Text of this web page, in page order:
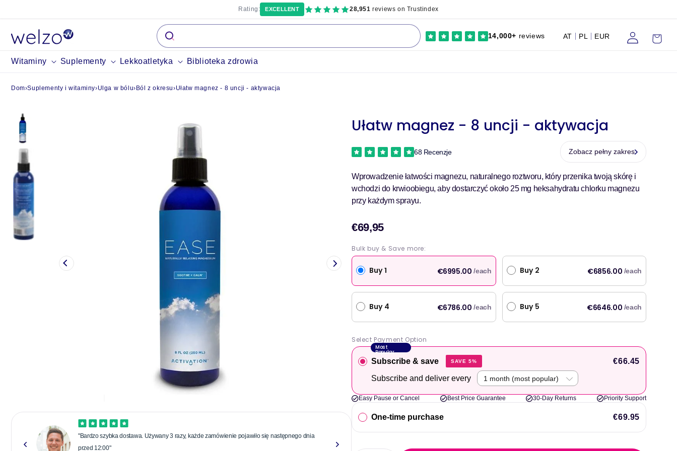
Witaminy Suplementy Lekkoatletyka Biblioteka zdrowia
14,000+ reviews AT PL EUR
się
Wózek
Rating: EXCELLENT 28,951 reviews on Trustindex
Dom›Suplementy i witaminy›Ulga w bólu› Ból z okresu›Ułatw magnez - 8 uncji - aktywacja
"Bardzo szybka dostawa. Używany 3 razy, każde zamówienie pojawiło się następnego dnia
przed 12:00"
ponad roku."
Ułatw magnez - 8 uncji - aktywacja
68 Recenzje Zobacz pełny zakres
Wprowadzenie łatwości magnezu, naturalnego roztworu, który przenika twoją skórę i
wchodzi do krwioobiegu, aby dostarczyć około 25 mg heksahydratu chlorku magnezu
przy każdym sprayu.
€69,95Cena
sprzedaży
Bulk buy & Save more:
Buy 1 €6995.00 /each Buy 2 €6856.00 /each
Buy 4 €6786.00 /each Buy 5 €6646.00 /each
Select Payment Option
Most
Popular
Subscribe & save SAVE 5% €66.45
Subscribe and deliver every
Easy Pause or Cancel Best Price Guarantee 30-Day Returns Priority Support
One-time purchase €69.95